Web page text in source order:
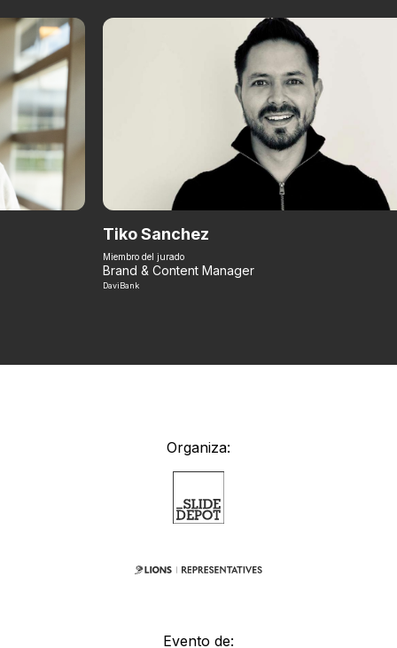
Tiko Sanchez
Miembro del jurado
Brand & Content Manager
DaviBank
Organiza:
Evento de: